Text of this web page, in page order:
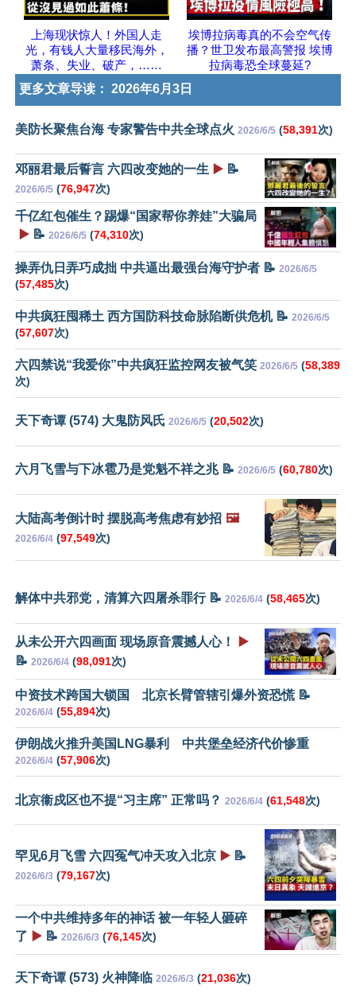
上海现状惊人！外国人走
光，有钱人大量移民海外，
萧条、失业、破产，……
埃博拉病毒真的不会空气传
播？世卫发布最高警报 埃博
拉病毒恐全球蔓延?
更多文章导读： 2026年6月3日
美防长聚焦台海 专家警告中共全球点火 2026/6/5 (58,391次)
邓丽君最后誓言 六四改变她的一生 ▶️ 📝
2026/6/5 (76,947次)
千亿红包催生？踢爆“国家帮你养娃”大骗局
▶️ 📝 2026/6/5 (74,310次)
操弄仇日弄巧成拙 中共逼出最强台海守护者 📝 2026/6/5
(57,485次)
中共疯狂囤稀土 西方国防科技命脉陷断供危机 📝 2026/6/5
(57,607次)
六四禁说“我爱你”中共疯狂监控网友被气笑 2026/6/5 (58,389
次)
天下奇谭 (574) 大鬼防风氏 2026/6/5 (20,502次)
六月飞雪与下冰雹乃是党魁不祥之兆 📝 2026/6/5 (60,780次)
大陆高考倒计时 摆脱高考焦虑有妙招 🖼️
2026/6/4 (97,549次)
解体中共邪党，清算六四屠杀罪行 📝 2026/6/4 (58,465次)
从未公开六四画面 现场原音震撼人心！
▶️
📝 2026/6/4 (98,091次)
中资技术跨国大锁国 北京长臂管辖引爆外资恐慌 📝
2026/6/4 (55,894次)
伊朗战火推升美国LNG暴利 中共堡垒经济代价惨重
2026/6/4 (57,906次)
北京衞戍区也不提“习主席” 正常吗？ 2026/6/4 (61,548次)
罕见6月飞雪 六四冤气冲天攻入北京 ▶️ 📝
2026/6/3 (79,167次)
一个中共维持多年的神话 被一年轻人砸碎
了 ▶️ 📝 2026/6/3 (76,145次)
天下奇谭 (573) 火神降临 2026/6/3 (21,036次)